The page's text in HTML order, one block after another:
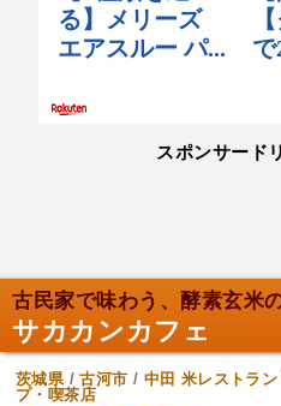
スポンサード
古民家で味わう、酵素玄米の
サカカンカフェ
茨城県/古河市 / 中田 米レストラン
プ・喫茶店